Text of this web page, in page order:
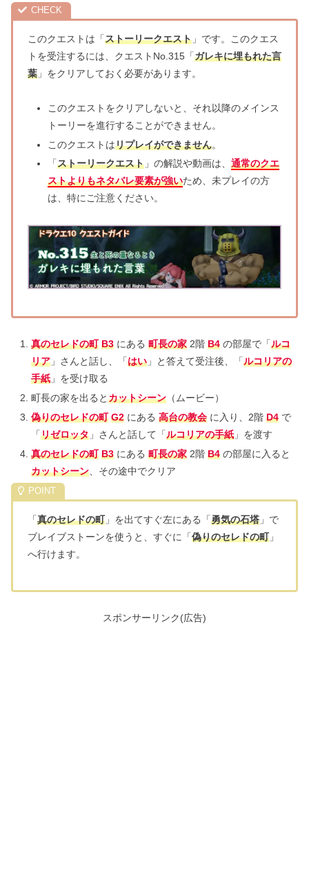
このクエストは「ストーリークエスト 」です。このクエス
トを受注するには、クエストNo.315「ガレキに埋もれた言
葉 」をクリアしておく必要があります。
このクエストをクリアしないと、それ以降のメインス
トーリーを進行することができません。
このクエストはリプレイができません。
「ストーリークエスト」の解説や動画は、 通常のクエ
ストよりもネタバレ要素が強いため、未プレイの方
は、特にご注意ください。
真のセレドの町 B3にある 町長の家2階 B4の部屋で「ルコ
リア」さんと話し、「はい」と答えて受注後、「ルコリアの
手紙」を受け取る
町長の家を出るとカットシーン（ムービー）
偽りのセレドの町 G2にある 高台の教会に入り、2階 D4で
「リゼロッタ」さんと話して「ルコリアの手紙」を渡す
真のセレドの町 B3にある 町長の家2階 B4の部屋に入ると
カットシーン、その途中でクリア
「真のセレドの町」を出てすぐ左にある「勇気の石塔 」で
ブレイブストーンを使うと、すぐに「偽りのセレドの町」
へ行けます。
スポンサーリンク(広告)